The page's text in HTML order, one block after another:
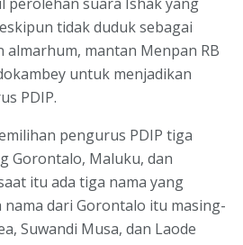
tidak duduk sebagai
almarhum, mantan Menpan RB
untuk menjadikan
PDIP.
pengurus PDIP tiga
Gorontalo, Maluku, dan
itu ada tiga nama yang
nama dari Gorontalo itu masing-
Suwandi Musa, dan Laode